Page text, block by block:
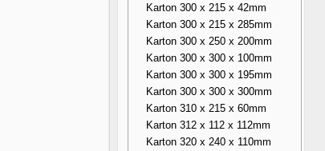
Karton 300 x 215 x 42mm
Karton 300 x 215 x 285mm
Karton 300 x 250 x 200mm
Karton 300 x 300 x 100mm
Karton 300 x 300 x 195mm
Karton 300 x 300 x 300mm
Karton 310 x 215 x 60mm
Karton 312 x 112 x 112mm
Karton 320 x 240 x 110mm